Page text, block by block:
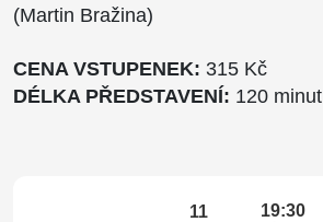
(Martin Bražina)
CENA VSTUPENEK: 315 Kč
DÉLKA PŘEDSTAVENÍ: 120 minut
11 19:30